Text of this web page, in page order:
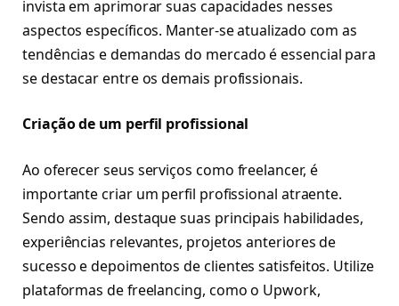
invista em aprimorar suas capacidades nesses
aspectos específicos. Manter-se atualizado com as
tendências e demandas do mercado é essencial para
se destacar entre os demais profissionais.
Criação de um perfil profissional
Ao oferecer seus serviços como freelancer, é
importante criar um perfil profissional atraente.
Sendo assim, destaque suas principais habilidades,
experiências relevantes, projetos anteriores de
sucesso e depoimentos de clientes satisfeitos. Utilize
plataformas de freelancing, como o Upwork,